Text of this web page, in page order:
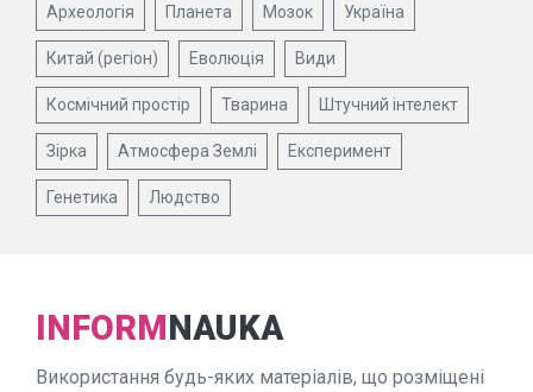
Археологія Планета Мозок Україна
Китай (регіон) Еволюція Види
Космічний простір Тварина Штучний інтелект
Зірка Атмосфера Землі Експеримент
Генетика Людство
INFORMNAUKA
Використання будь-яких матеріалів, що розміщені